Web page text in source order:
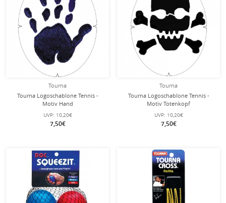
Tourna
Tourna Logoschablone Tennis -
Motiv Hand
UVP: 10,20€
7,50€
Tourna
Tourna Logoschablone Tennis -
Motiv Totenkopf
UVP: 10,20€
7,50€